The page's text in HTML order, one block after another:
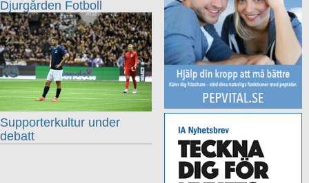
Djurgården Fotboll
Supporterkultur under
debatt